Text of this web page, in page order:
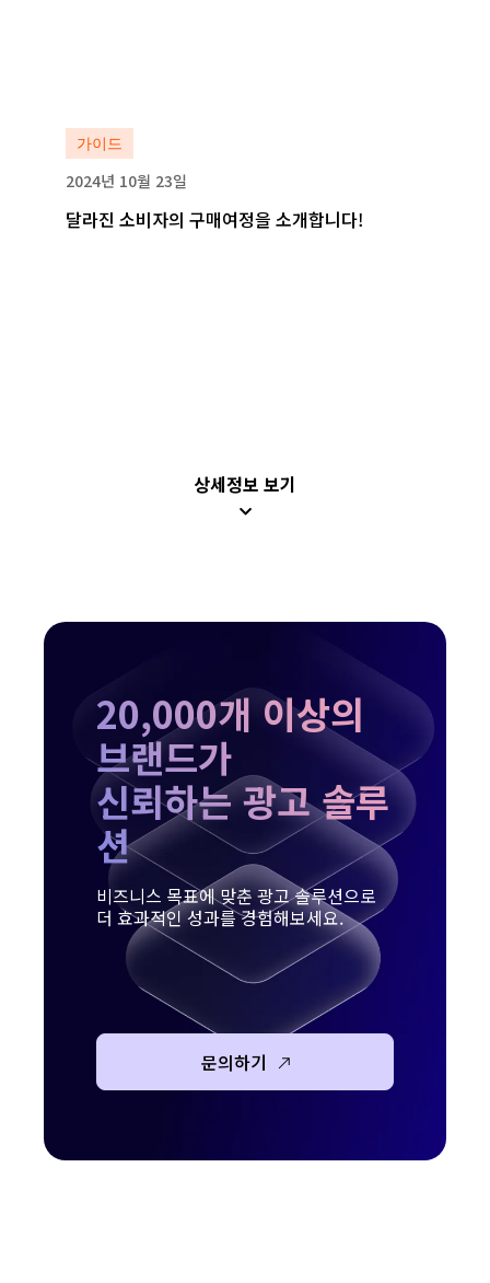
가이드
2024년 10월 23일
달라진 소비자의 구매여정을 소개합니다!
상세정보 보기
20,000개 이상의
브랜드가
신뢰하는 광고 솔루
션
비즈니스 목표에 맞춘 광고 솔루션으로
더 효과적인 성과를 경험해보세요.
문의하기